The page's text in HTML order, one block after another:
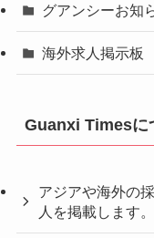
グアンシーお知
海外求人掲示板
Guanxi Timesに
アジアや海外の
人を掲載します。